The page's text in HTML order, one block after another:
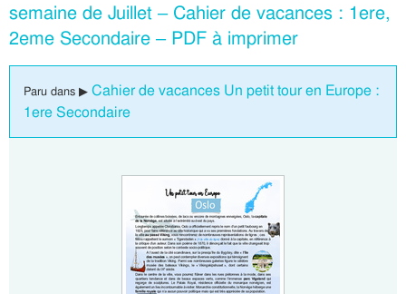
semaine de Juillet – Cahier de vacances : 1ere,
2eme Secondaire – PDF à imprimer
Paru dans ▶ Cahier de vacances Un petit tour en Europe :
1ere Secondaire